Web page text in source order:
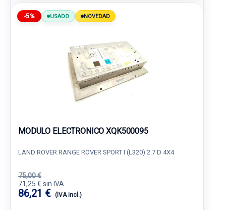
-5% USADO NOVEDAD
MODULO ELECTRONICO XQK500095
LAND ROVER RANGE ROVER SPORT I (L320) 2.7 D 4X4
75,00 €
71,25 € sin IVA.
86,21 € (IVA incl.)